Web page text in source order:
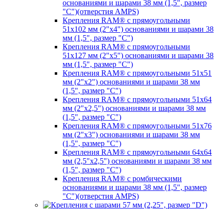
основаниями и шарами 38 мм (1,5", размер
"C")(отверстия AMPS)
Крепления RAM® с прямоугольными
51х102 мм (2"х4") основаниями и шарами 38
мм (1,5", размер "C")
Крепления RAM® с прямоугольными
51х127 мм (2"х5") основаниями и шарами 38
мм (1,5", размер "C")
Крепления RAM® с прямоугольными 51х51
мм (2"х2") основаниями и шарами 38 мм
(1,5", размер "C")
Крепления RAM® с прямоугольными 51х64
мм (2"х2,5") основаниями и шарами 38 мм
(1,5", размер "C")
Крепления RAM® с прямоугольными 51х76
мм (2"х3") основаниями и шарами 38 мм
(1,5", размер "C")
Крепления RAM® с прямоугольными 64х64
мм (2,5"х2,5") основаниями и шарами 38 мм
(1,5", размер "C")
Крепления RAM® с ромбическими
основаниями и шарами 38 мм (1,5", размер
"C")(отверстия AMPS)